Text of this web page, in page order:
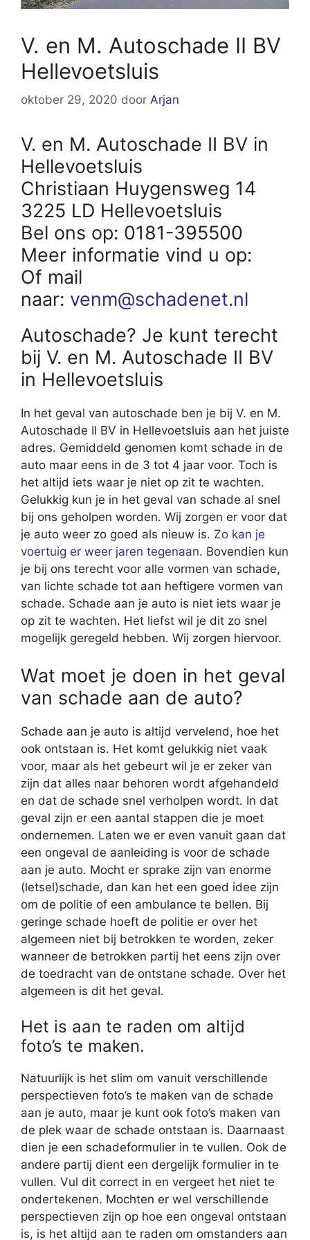
V. en M. Autoschade II BV
Hellevoetsluis
oktober 29, 2020 door Arjan
V. en M. Autoschade II BV in
Hellevoetsluis
Christiaan Huygensweg 14
3225 LD Hellevoetsluis
Bel ons op: 0181-395500
Meer informatie vind u op:
Of mail
naar: venm@schadenet.nl
Autoschade? Je kunt terecht
bij V. en M. Autoschade II BV
in Hellevoetsluis
In het geval van autoschade ben je bij V. en M.
Autoschade II BV in Hellevoetsluis aan het juiste
adres. Gemiddeld genomen komt schade in de
auto maar eens in de 3 tot 4 jaar voor. Toch is
het altijd iets waar je niet op zit te wachten.
Gelukkig kun je in het geval van schade al snel
bij ons geholpen worden. Wij zorgen er voor dat
je auto weer zo goed als nieuw is. Zo kan je
voertuig er weer jaren tegenaan. Bovendien kun
je bij ons terecht voor alle vormen van schade,
van lichte schade tot aan heftigere vormen van
schade. Schade aan je auto is niet iets waar je
op zit te wachten. Het liefst wil je dit zo snel
mogelijk geregeld hebben. Wij zorgen hiervoor.
Wat moet je doen in het geval
van schade aan de auto?
Schade aan je auto is altijd vervelend, hoe het
ook ontstaan is. Het komt gelukkig niet vaak
voor, maar als het gebeurt wil je er zeker van
zijn dat alles naar behoren wordt afgehandeld
en dat de schade snel verholpen wordt. In dat
geval zijn er een aantal stappen die je moet
ondernemen. Laten we er even vanuit gaan dat
een ongeval de aanleiding is voor de schade
aan je auto. Mocht er sprake zijn van enorme
(letsel)schade, dan kan het een goed idee zijn
om de politie of een ambulance te bellen. Bij
geringe schade hoeft de politie er over het
algemeen niet bij betrokken te worden, zeker
wanneer de betrokken partij het eens zijn over
de toedracht van de ontstane schade. Over het
algemeen is dit het geval.
Het is aan te raden om altijd
foto’s te maken.
Natuurlijk is het slim om vanuit verschillende
perspectieven foto’s te maken van de schade
aan je auto, maar je kunt ook foto’s maken van
de plek waar de schade ontstaan is. Daarnaast
dien je een schadeformulier in te vullen. Ook de
andere partij dient een dergelijk formulier in te
vullen. Vul dit correct in en vergeet het niet te
ondertekenen. Mochten er wel verschillende
perspectieven zijn op hoe een ongeval ontstaan
is, is het altijd aan te raden om omstanders aan